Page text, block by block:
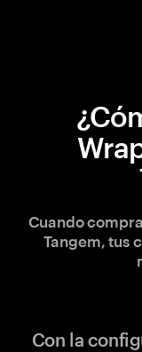
Cuando
Tangem, tus
Con la